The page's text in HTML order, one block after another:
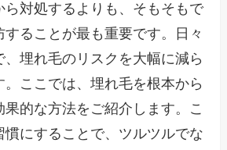
ら対処するよりも、そもそもで
することが最も重要です。日々
埋れ毛のリスクを大幅に減ら
ここでは、埋れ毛を根本から
的な方法をご紹介します。こ
慣にすることで、ツルツルでな